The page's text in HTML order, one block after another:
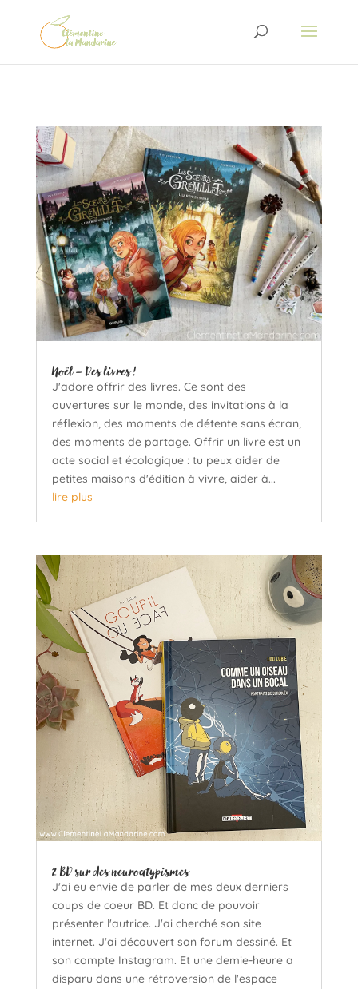
Noël – Des livres !
J'adore offrir des livres. Ce sont des
ouvertures sur le monde, des invitations à la
réflexion, des moments de détente sans écran,
des moments de partage. Offrir un livre est un
acte social et écologique : tu peux aider de
petites maisons d'édition à vivre, aider à...
lire plus
2 BD sur des neuroatypismes
J'ai eu envie de parler de mes deux derniers
coups de coeur BD. Et donc de pouvoir
présenter l'autrice. J'ai cherché son site
internet. J'ai découvert son forum dessiné. Et
son compte Instagram. Et une demie-heure a
disparu dans une rétroversion de l'espace